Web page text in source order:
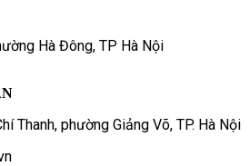
Hà Đông, TP Hà Nội
Thanh, phường Giảng Võ, TP. Hà Nội